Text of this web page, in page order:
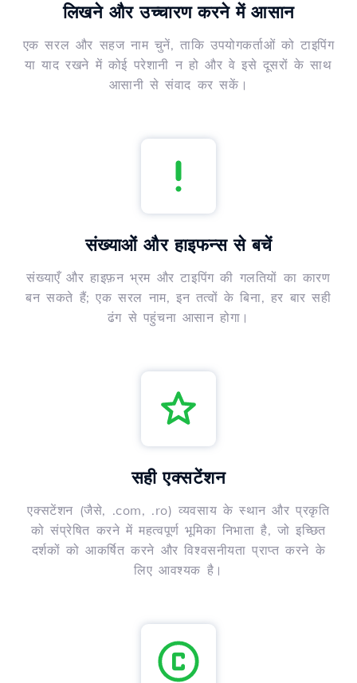
लिखने और उच्चारण करने में आसान
एक सरल और सहज नाम चुनें, ताकि उपयोगकर्ताओं को टाइपिंग
या याद रखने में कोई परेशानी न हो और वे इसे दूसरों के साथ
आसानी से संवाद कर सकें।
संख्याओं और हाइफन्स से बचें
संख्याएँ और हाइफ़न भ्रम और टाइपिंग की गलतियों का कारण
बन सकते हैं; एक सरल नाम, इन तत्वों के बिना, हर बार सही
ढंग से पहुंचना आसान होगा।
सही एक्सटेंशन
एक्सटेंशन (जैसे, .com, .ro) व्यवसाय के स्थान और प्रकृति
को संप्रेषित करने में महत्वपूर्ण भूमिका निभाता है, जो इच्छित
दर्शकों को आकर्षित करने और विश्वसनीयता प्राप्त करने के
लिए आवश्यक है।